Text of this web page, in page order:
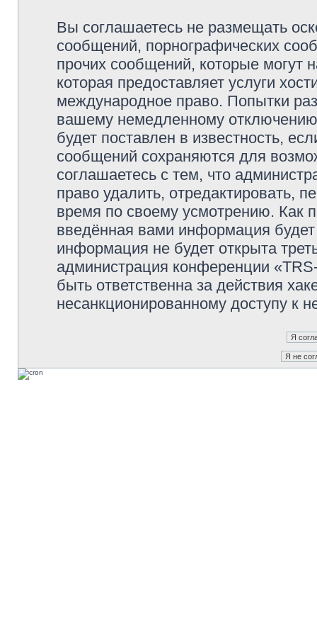
Вы соглашаетесь не размещать
сообщений, порнографических
прочих сообщений, которые могут
которая предоставляет услуги
международное право. Попытки
вашему немедленному
будет поставлен в известность,
сообщений сохраняются для
соглашаетесь с тем, что
право удалить, отредактировать,
время по своему усмотрению. Как
введённая вами информация
информация не будет открыта
администрация конференции
быть ответственна за действия
несанкционированному доступу к